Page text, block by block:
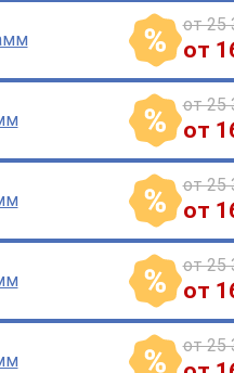
от 25
от
от 25
от
от 25
от
от 25
от
от 25